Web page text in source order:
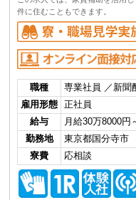
件に住むこともできます。
職種
専業社員 ／新聞
雇用形態
正社員
給与
月給30万8000
勤務地
東京都国分寺市
寮費
応相談